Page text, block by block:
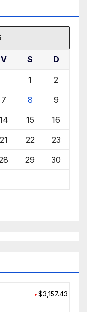
V S D
1 2
7 8 9
14 15 16
21 22 23
29 30
▼$3,157.43